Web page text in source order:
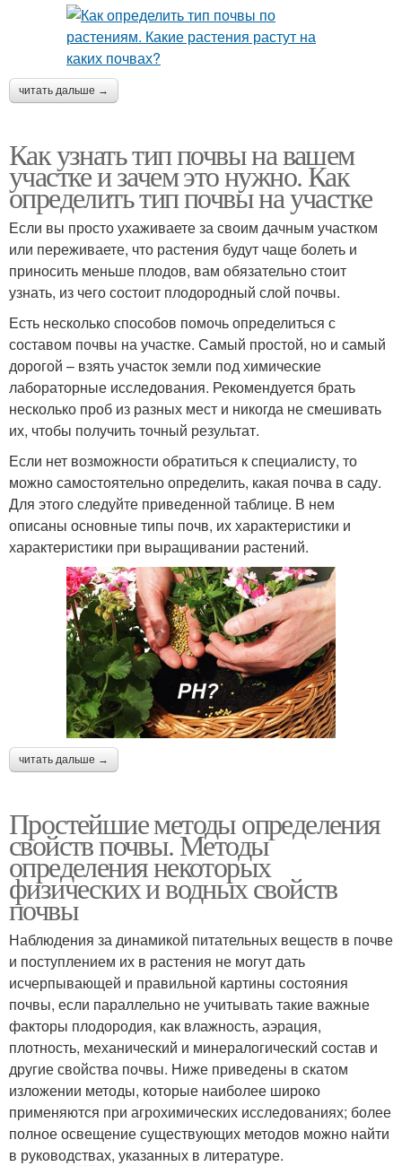
читать дальше →
Как узнать тип почвы на вашем
участке и зачем это нужно. Как
определить тип почвы на участке
Если вы просто ухаживаете за своим дачным участком
или переживаете, что растения будут чаще болеть и
приносить меньше плодов, вам обязательно стоит
узнать, из чего состоит плодородный слой почвы.
Есть несколько способов помочь определиться с
составом почвы на участке. Самый простой, но и самый
дорогой – взять участок земли под химические
лабораторные исследования. Рекомендуется брать
несколько проб из разных мест и никогда не смешивать
их, чтобы получить точный результат.
Если нет возможности обратиться к специалисту, то
можно самостоятельно определить, какая почва в саду.
Для этого следуйте приведенной таблице. В нем
описаны основные типы почв, их характеристики и
характеристики при выращивании растений.
читать дальше →
Простейшие методы определения
свойств почвы. Методы
определения некоторых
физических и водных свойств
почвы
Наблюдения за динамикой питательных веществ в почве
и поступлением их в растения не могут дать
исчерпывающей и правильной картины состояния
почвы, если параллельно не учитывать такие важные
факторы плодородия, как влажность, аэрация,
плотность, механический и минералогический состав и
другие свойства почвы. Ниже приведены в скатом
изложении методы, которые наиболее широко
применяются при агрохимических исследованиях; более
полное освещение существующих методов можно найти
в руководствах, указанных в литературе.